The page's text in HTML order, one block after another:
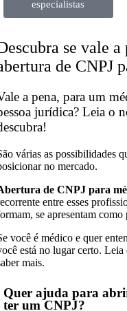
especialistas
se vale a
de CNPJ
a pena, para um
jurídica? Leia o
várias as possibilidades
no mercado.
de CNPJ para
entre esses
se apresentam
você é médico e quer
está no lugar certo. Leia
mais.
Quer ajuda para
ter um CNPJ?